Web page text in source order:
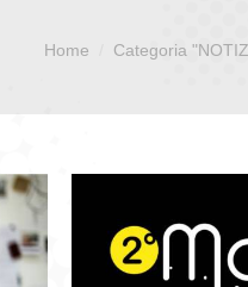
Home Categoria